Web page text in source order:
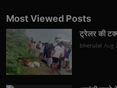
Most Viewed Posts
ट्रेलर की
bherulal Aug